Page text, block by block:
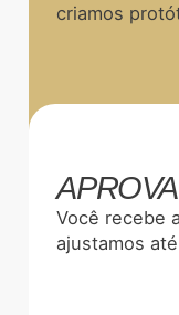
criamos
Você recebe
ajustamos